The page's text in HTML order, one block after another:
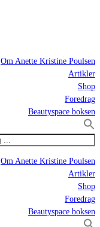
Om Anette Kristine Poulsen
Artikler
Shop
Foredrag
Beautyspace boksen
Om Anette Kristine Poulsen
Artikler
Shop
Foredrag
Beautyspace boksen